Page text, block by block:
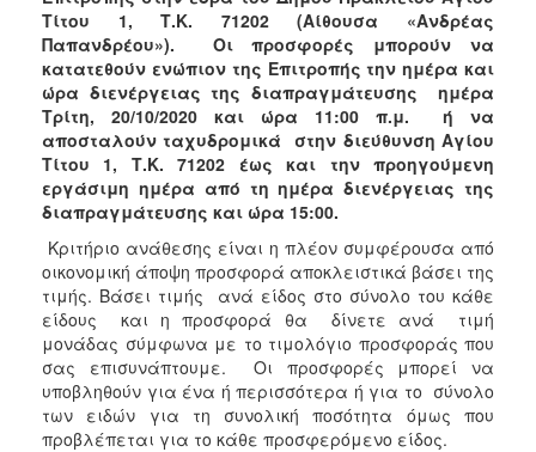
Τίτου 1, Τ.Κ. 71202 (Αίθουσα «Ανδρέας
Παπανδρέου»). Οι προσφορές μπορούν να
κατατεθούν ενώπιον της Επιτροπής την ημέρα και
ώρα διενέργειας της διαπραγμάτευσης ημέρα
Τρίτη, 20/10/2020 και ώρα 11:00 π.μ. ή να
αποσταλούν ταχυδρομικά στην διεύθυνση Αγίου
Τίτου 1, Τ.Κ. 71202 έως και την προηγούμενη
εργάσιμη ημέρα από τη ημέρα διενέργειας της
διαπραγμάτευσης και ώρα 15:00.
Κριτήριο ανάθεσης είναι η πλέον συμφέρουσα από
οικονομική άποψη προσφορά αποκλειστικά βάσει της
τιμής. Βάσει τιμής ανά είδος στο σύνολο του κάθε
είδους και η προσφορά θα δίνετε ανά τιμή
μονάδας σύμφωνα με το τιμολόγιο προσφοράς που
σας επισυνάπτουμε. Οι προσφορές μπορεί να
υποβληθούν για ένα ή περισσότερα ή για το σύνολο
των ειδών για τη συνολική ποσότητα όμως που
προβλέπεται για το κάθε προσφερόμενο είδος.